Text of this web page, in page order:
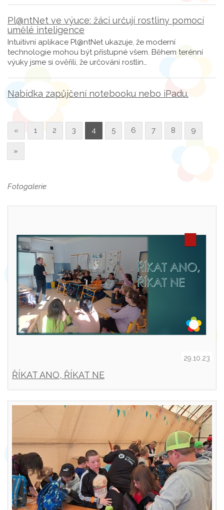
Pl@ntNet ve výuce: žáci určují rostliny pomocí
umělé inteligence
Intuitivní aplikace Pl@ntNet ukazuje, že moderní
technologie mohou být přístupné všem. Během terénní
výuky jsme si ověřili, že určování rostlin…
Nabídka zapůjčení notebooku nebo iPadu.
« 1 2 3 4 5 6 7 8 9
»
Fotogalerie
29.10.23
ŘÍKAT ANO, ŘÍKAT NE